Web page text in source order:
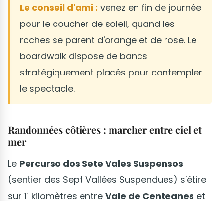
Le conseil d'ami : venez en fin de journée
pour le coucher de soleil, quand les
roches se parent d'orange et de rose. Le
boardwalk dispose de bancs
stratégiquement placés pour contempler
le spectacle.
Randonnées côtières : marcher entre ciel et
mer
Le Percurso dos Sete Vales Suspensos
(sentier des Sept Vallées Suspendues) s'étire
sur 11 kilomètres entre Vale de Centeanes et